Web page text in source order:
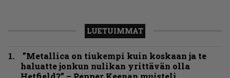
LUETUIMMAT
”Metallica on tiukempi kuin koskaan ja te
haluatte jonkun nulikan yrittävän olla